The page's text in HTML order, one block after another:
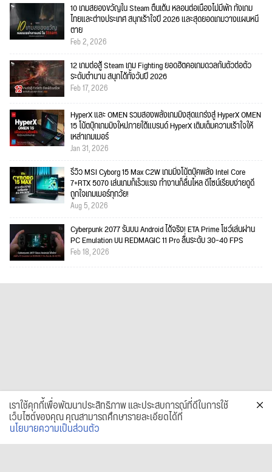
10 เกมสยองขวัญใน Steam ตื่นเต้น หลอนต่อเนื่องไม่มีพัก ทั้งเกม
ไทยและต่างประเทศ สนุกเร้าใจปี 2026 และสุดยอดเกมวางแผนหนี
ตาย
Feb 2, 2026
12 เกมต่อสู้ Steam เกม Fighting ยอดฮิตคอเกมดวลกันตัวต่อตัว
ระดับตำนาน สนุกได้ทั้งวันปี 2026
Feb 17, 2026
HyperX และ OMEN รวมสองพลังเกมมิงสุดแกร่งสู่ HyperX OMEN
15 โน้ตบุ๊กเกมมิงใหม่ภายใต้แบรนด์ HyperX เติมเต็มความเร้าใจให้
เหล่าเกมเมอร์
Jan 31, 2026
รีวิว MSI Cyborg 15 Max C2W เกมมิ่งโน้ตบุ๊คพลัง Intel Core
7+RTX 5070 เล่นเกมก็เร็วแรง ทำงานก็ลื่นไหล ดีไซน์เรียบง่ายดูดี
ถูกใจเกมเมอร์ทุกวัย!
Aug 5, 2026
Cyberpunk 2077 รันบน Android ได้จริง! ETA Prime โชว์เล่นผ่าน
PC Emulation บน REDMAGIC 11 Pro ลื่นระดับ 30–40 FPS
Feb 18, 2026
เราใช้คุกกี้เพื่อพัฒนาประสิทธิภาพ และประสบการณ์ที่ดีในการใช้
เว็บไซต์ของคุณ คุณสามารถศึกษารายละเอียดได้ที่
นโยบายความเป็นส่วนตัว